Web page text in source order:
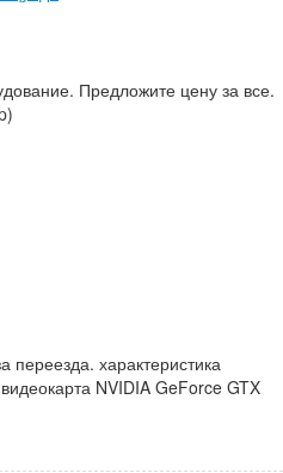
Предложите цену за все.
переезда. характеристика
NVIDIA GeForce GTX